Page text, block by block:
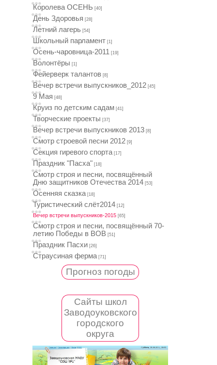
Королева ОСЕНЬ [40]
День Здоровья [28]
Летний лагерь [54]
Школьный парламент [1]
Осень-чаровница-2011 [19]
Волонтёры [1]
Фейерверк талантов [8]
Вечер встречи выпускников_2012 [45]
9 Мая [48]
Круиз по детским садам [41]
Творческие проекты [37]
Вечер встречи выпускников 2013 [8]
Смотр строевой песни 2012 [9]
Секция гиревого спорта [17]
Праздник "Пасха" [18]
Смотр строя и песни, посвящённый
Дню защитников Отечества 2014 [53]
Осенняя сказка [18]
Туристический слёт2014 [12]
Вечер встречи выпускников-2015 [65]
Смотр строя и песни, посвящённый 70-
летию Победы в ВОВ [51]
Праздник Пасхи [26]
Страусиная ферма [71]
Прогноз погоды
Сайты школ
Заводоуковского
городского
округа